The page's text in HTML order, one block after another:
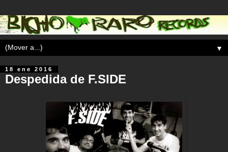
▼
18 ene 2016
Despedida de F.SIDE